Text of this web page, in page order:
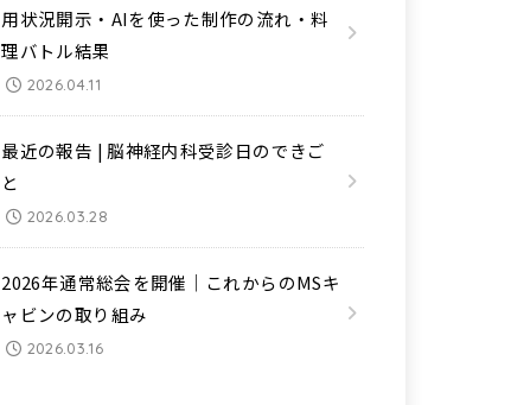
用状況開示・AIを使った制作の流れ・料
理バトル結果
2026.04.11
最近の報告 | 脳神経内科受診日のできご
と
2026.03.28
2026年通常総会を開催｜これからのMSキ
ャビンの取り組み
2026.03.16